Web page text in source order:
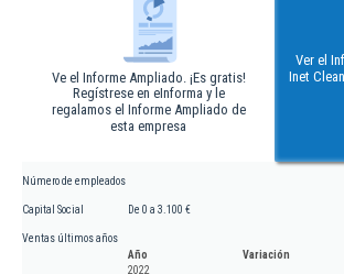
Ve el Informe Ampliado. ¡Es gratis!
Regístrese en eInforma y le
regalamos el Informe Ampliado de
esta empresa
Ver el
Inet
Número de empleados
Capital Social De 0 a 3.100 €
Ventas últimos años
Año
Variación
2022